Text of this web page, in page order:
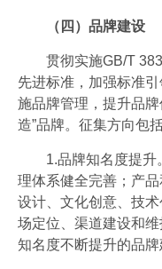
（四）品牌建设
贯彻实施GB/T
先进标准，加强标准
施品牌管理，提升品
造”品牌。征集方向包括
1.品牌知名度提
理体系健全完善；产
设计、文化创意、技
场定位、渠道建设和
知名度不断提升的品牌